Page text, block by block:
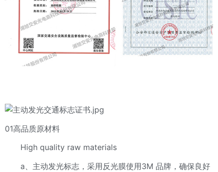
01高品质原材料
High quality raw materials
a、主动发光标志，采用反光膜使用3M 品牌，确保良好